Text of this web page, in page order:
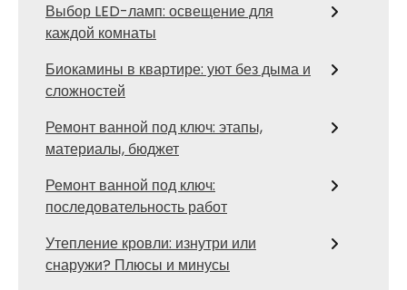
Выбор LED-ламп: освещение для
каждой комнаты
Биокамины в квартире: уют без дыма и
сложностей
Ремонт ванной под ключ: этапы,
материалы, бюджет
Ремонт ванной под ключ:
последовательность работ
Утепление кровли: изнутри или
снаружи? Плюсы и минусы